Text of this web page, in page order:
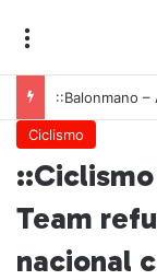
Ciclismo
Team
nacional